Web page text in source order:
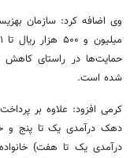
حمایت‌ها در راستای کاهش
شده است.
کرمی افزود: علاوه بر
دهک درآمدی یک تا پنج و
درآمدی یک تا هفت)